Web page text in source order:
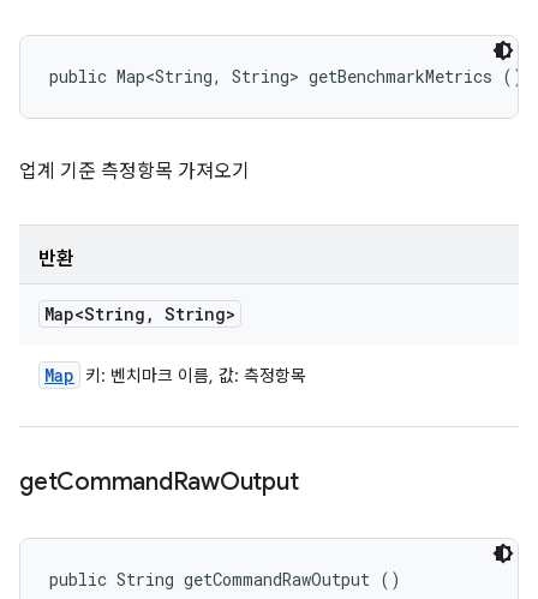
public Map<String, String> getBenchmarkMetrics ()
업계 기준 측정항목 가져오기
반환
Map<String , String>
Map 키: 벤치마크 이름, 값: 측정항목
getCommandRawOutput
public String getCommandRawOutput ()